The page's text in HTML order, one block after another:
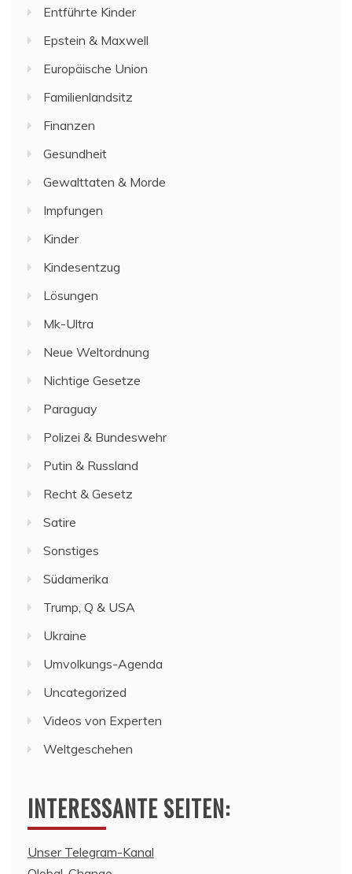
Entführte Kinder
Epstein & Maxwell
Europäische Union
Familienlandsitz
Finanzen
Gesundheit
Gewalttaten & Morde
Impfungen
Kinder
Kindesentzug
Lösungen
Mk-Ultra
Neue Weltordnung
Nichtige Gesetze
Paraguay
Polizei & Bundeswehr
Putin & Russland
Recht & Gesetz
Satire
Sonstiges
Südamerika
Trump, Q & USA
Ukraine
Umvolkungs-Agenda
Uncategorized
Videos von Experten
Weltgeschehen
INTERESSANTE SEITEN:
Unser Telegram-Kanal